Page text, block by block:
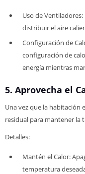
Uso de
distribuir el aire
Configuración de
configuración de
energía mientras
5. Aprovecha el
Una vez que la habitación
residual para mantener la
Detalles:
Mantén el Calor:
temperatura